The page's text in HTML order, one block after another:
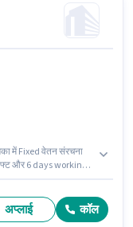
में Fixed वेतन संरचना
और 6 days working
अप्लाई कॉल